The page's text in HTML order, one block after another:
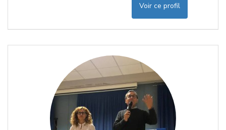
Voir ce profil